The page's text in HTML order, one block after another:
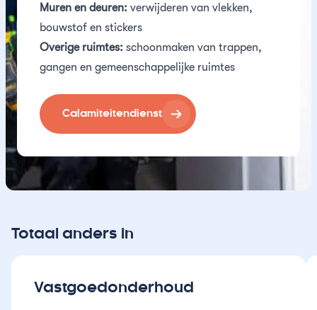
Muren en deuren: verwijderen van vlekken,
bouwstof en stickers
Overige ruimtes: schoonmaken van trappen,
gangen en gemeenschappelijke ruimtes
Calamiteitendienst
Totaal anders in
Vastgoedonderhoud